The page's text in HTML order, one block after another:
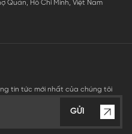
Quán, Hồ Chí Minh, Việt Nam
tin tức mới nhất của chúng tôi
GỬI